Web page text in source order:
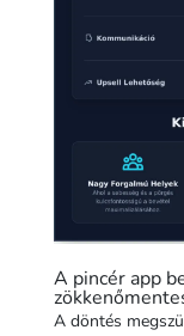
A pincér app
A döntés